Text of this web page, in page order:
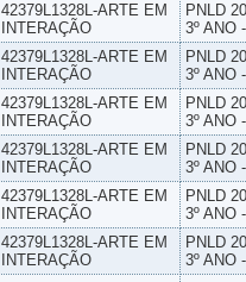
42379L1328L-ARTE EM
INTERAÇÃO
PNLD
3º ANO
42379L1328L-ARTE EM
INTERAÇÃO
PNLD
3º ANO
42379L1328L-ARTE EM
INTERAÇÃO
PNLD
3º ANO
42379L1328L-ARTE EM
INTERAÇÃO
PNLD
3º ANO
42379L1328L-ARTE EM
INTERAÇÃO
PNLD
3º ANO
42379L1328L-ARTE EM
INTERAÇÃO
PNLD
3º ANO